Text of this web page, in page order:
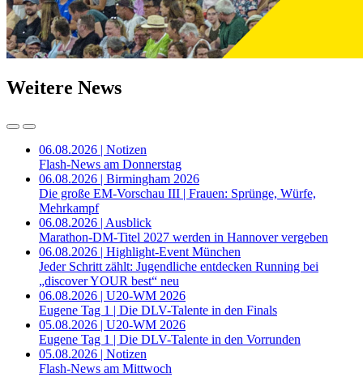
Weitere News
06.08.2026 | Notizen
Flash-News am Donnerstag
06.08.2026 | Birmingham 2026
Die große EM-Vorschau III | Frauen: Sprünge, Würfe,
Mehrkampf
06.08.2026 | Ausblick
Marathon-DM-Titel 2027 werden in Hannover vergeben
06.08.2026 | Highlight-Event München
Jeder Schritt zählt: Jugendliche entdecken Running bei
„discover YOUR best“ neu
06.08.2026 | U20-WM 2026
Eugene Tag 1 | Die DLV-Talente in den Finals
05.08.2026 | U20-WM 2026
Eugene Tag 1 | Die DLV-Talente in den Vorrunden
05.08.2026 | Notizen
Flash-News am Mittwoch